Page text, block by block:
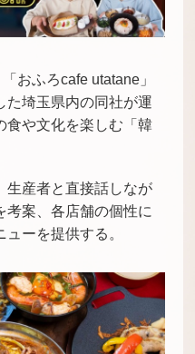
おふろcafe utatane」
た埼玉県内の同社が運
食や文化を楽しむ「韓
生産者と直接話しなが
考案、各店舗の個性に
ーを提供する。